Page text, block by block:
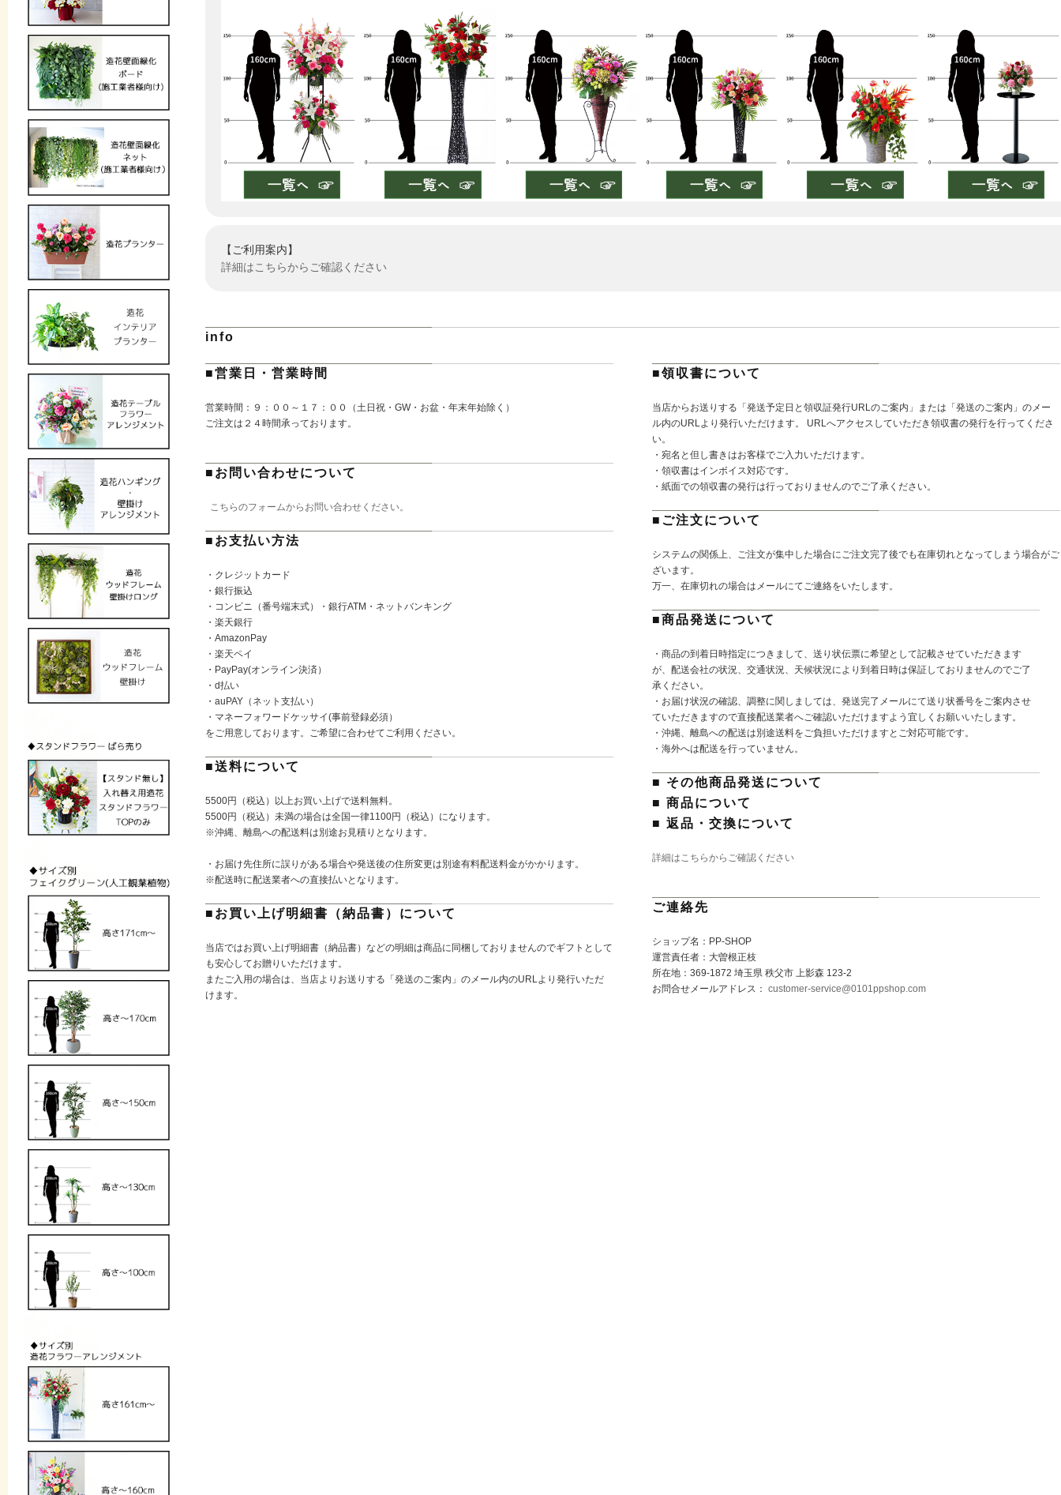
【ご利用案内】
詳細はこちらからご確認ください
info
■営業日・営業時間
営業時間：９：００～１７：００（土日祝・GW・お盆・年末年始除く）
ご注文は２４時間承っております。
■お問い合わせについて
こちらのフォームからお問い合わせください。
■お支払い方法
・クレジットカード
・銀行振込
・コンビニ（番号端末式）・銀行ATM・ネットバンキング
・楽天銀行
・AmazonPay
・楽天ペイ
・PayPay(オンライン決済）
・d払い
・auPAY（ネット支払い）
・マネーフォワードケッサイ(事前登録必須）
をご用意しております。ご希望に合わせてご利用ください。
■送料について
5500円（税込）以上お買い上げで送料無料。
5500円（税込）未満の場合は全国一律1100円（税込）になります。
※沖縄、離島への配送料は別途お見積りとなります。
・お届け先住所に誤りがある場合や発送後の住所変更は別途有料配送料金がかかります。
※配送時に配送業者への直接払いとなります。
■お買い上げ明細書（納品書）について
当店ではお買い上げ明細書（納品書）などの明細は商品に同梱しておりませんのでギフトとして
も安心してお贈りいただけます。
またご入用の場合は、当店よりお送りする「発送のご案内」のメール内のURLより発行いただ
けます。
■領収書について
当店からお送りする「発送予定日と領収証発行URLのご案内」または「発送のご案内」のメー
ル内のURLより発行いただけます。 URLへアクセスしていただき領収書の発行を行ってくださ
い。
・宛名と但し書きはお客様でご入力いただけます。
・領収書はインボイス対応です。
・紙面での領収書の発行は行っておりませんのでご了承ください。
■ご注文について
システムの関係上、ご注文が集中した場合にご注文完了後でも在庫切れとなってしまう場合がご
ざいます。
万一、在庫切れの場合はメールにてご連絡をいたします。
■商品発送について
・商品の到着日時指定につきまして、送り状伝票に希望として記載させていただきます
が、配送会社の状況、交通状況、天候状況により到着日時は保証しておりませんのでご了
承ください。
・お届け状況の確認、調整に関しましては、発送完了メールにて送り状番号をご案内させ
ていただきますので直接配送業者へご確認いただけますよう宜しくお願いいたします。
・沖縄、離島への配送は別途送料をご負担いただけますとご対応可能です。
・海外へは配送を行っていません。
■ その他商品発送について
■ 商品について
■ 返品・交換について
詳細はこちらからご確認ください
ご連絡先
ショップ名：PP-SHOP
運営責任者：大曽根正枝
所在地：369-1872 埼玉県 秩父市 上影森 123-2
お問合せメールアドレス：customer-service@0101ppshop.com